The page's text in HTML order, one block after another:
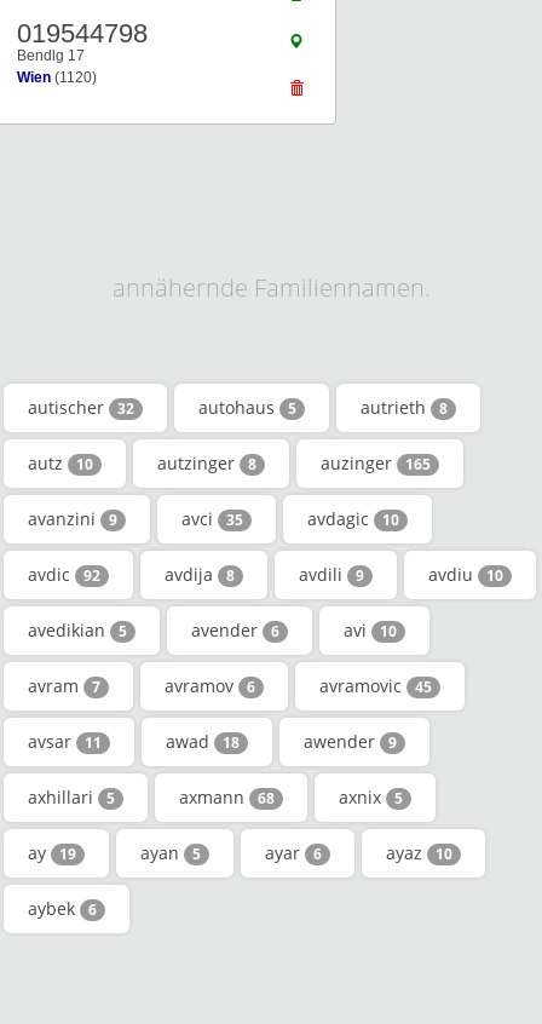
019544798
Bendlg 17
Wien (1120)
annähernde Familiennamen.
autischer 32 autohaus 5 autrieth 8
autz 10 autzinger 8 auzinger 165
avanzini 9 avci 35 avdagic 10
avdic 92 avdija 8 avdili 9 avdiu 10
avedikian 5 avender 6 avi 10
avram 7 avramov 6 avramovic 45
avsar 11 awad 18 awender 9
axhillari 5 axmann 68 axnix 5
ay 19 ayan 5 ayar 6 ayaz 10
aybek 6